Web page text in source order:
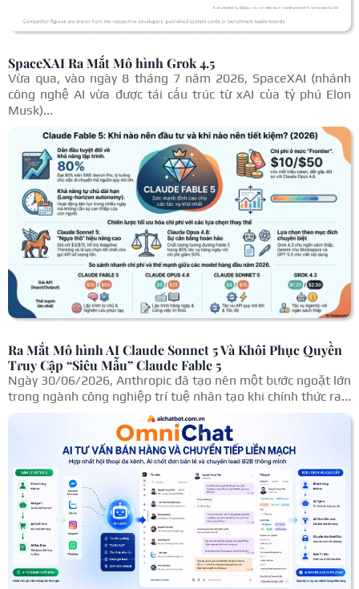
SpaceXAI Ra Mắt Mô hình Grok 4.5
Vừa qua, vào ngày 8 tháng 7 năm 2026, SpaceXAI (nhánh
công nghệ AI vừa được tái cấu trúc từ xAI của tỷ phú Elon
Musk)...
Ra Mắt Mô hình AI Claude Sonnet 5 Và Khôi Phục Quyền
Truy Cập “Siêu Mẫu” Claude Fable 5
Ngày 30/06/2026, Anthropic đã tạo nên một bước ngoặt lớn
trong ngành công nghiệp trí tuệ nhân tạo khi chính thức ra...